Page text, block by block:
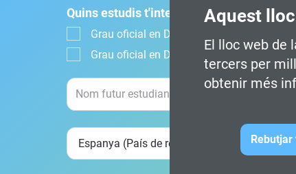
Aquest
El lloc web de
tercers per
obtenir més
Quins estudis t'interessen?
Grau oficial en Disseny, Animació i Art
Grau oficial en Disseny Digital i